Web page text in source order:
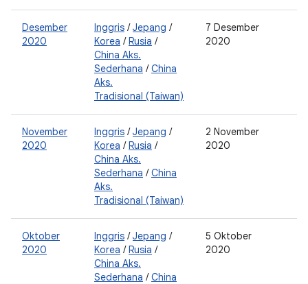
Desember
2020
Inggris /Jepang /
Korea /Rusia /
China Aks.
Sederhana /China
Aks.
Tradisional (Taiwan)
7 Desember
2020
November
2020
Inggris /Jepang /
Korea /Rusia /
China Aks.
Sederhana /China
Aks.
Tradisional (Taiwan)
2 November
2020
Oktober
2020
Inggris /Jepang /
Korea /Rusia /
China Aks.
Sederhana /China
5 Oktober
2020